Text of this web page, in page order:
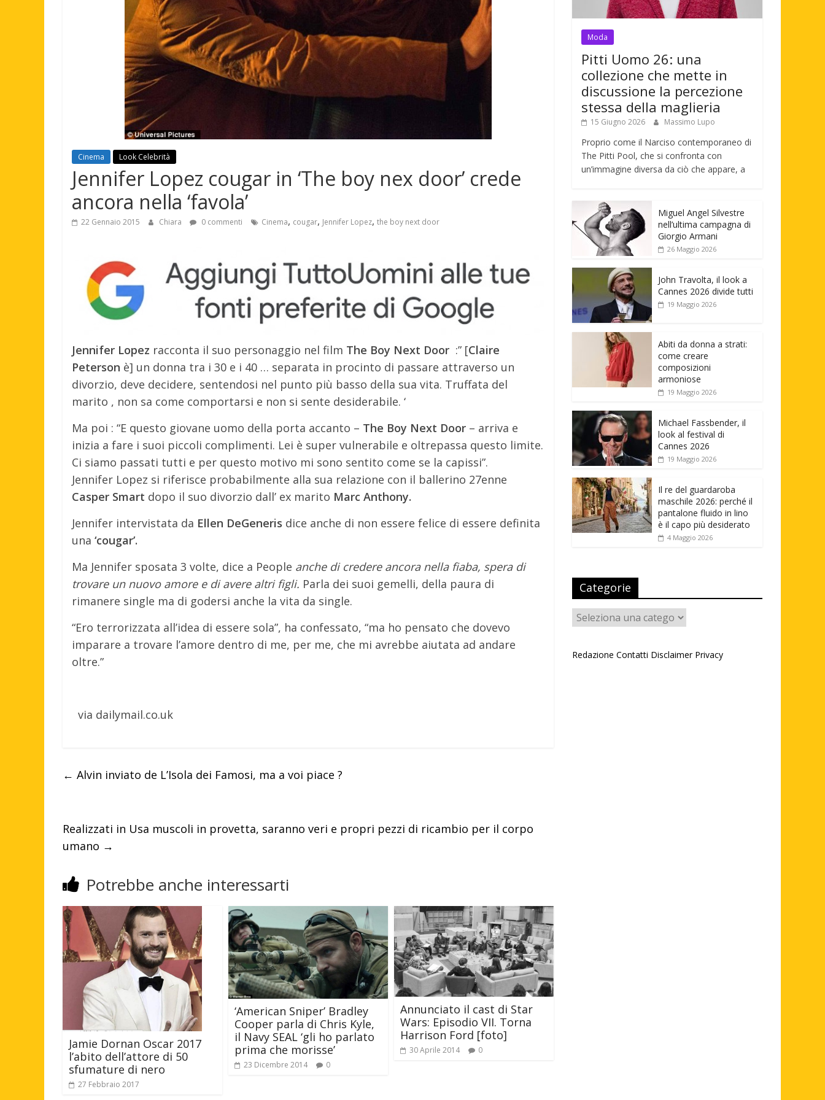
Cinema Look Celebrità
Jennifer Lopez cougar in ‘The boy nex door’ crede
ancora nella ‘favola’
22 Gennaio 2015 Chiara 0 commenti Cinema, cougar, Jennifer Lopez, the boy next door
Jennifer Lopez racconta il suo personaggio nel film The Boy Next Door :” [Claire
Peterson è] un donna tra i 30 e i 40 … separata in procinto di passare attraverso un
divorzio, deve decidere, sentendosi nel punto più basso della sua vita. Truffata del
marito , non sa come comportarsi e non si sente desiderabile. ‘
Ma poi : “E questo giovane uomo della porta accanto – The Boy Next Door – arriva e
inizia a fare i suoi piccoli complimenti. Lei è super vulnerabile e oltrepassa questo limite.
Ci siamo passati tutti e per questo motivo mi sono sentito come se la capissi”.
Jennifer Lopez si riferisce probabilmente alla sua relazione con il ballerino 27enne
Casper Smart dopo il suo divorzio dall’ ex marito Marc Anthony.
Jennifer intervistata da Ellen DeGeneris dice anche di non essere felice di essere definita
una ‘cougar’.
Ma Jennifer sposata 3 volte, dice a People anche di credere ancora nella fiaba, spera di
trovare un nuovo amore e di avere altri figli. Parla dei suoi gemelli, della paura di
rimanere single ma di godersi anche la vita da single.
“Ero terrorizzata all’idea di essere sola”, ha confessato, “ma ho pensato che dovevo
imparare a trovare l’amore dentro di me, per me, che mi avrebbe aiutata ad andare
oltre.”
via dailymail.co.uk
← Alvin inviato de L’Isola dei Famosi, ma a voi piace ?
Realizzati in Usa muscoli in provetta, saranno veri e propri pezzi di ricambio per il corpo
umano →
Potrebbe anche interessarti
Jamie Dornan Oscar 2017
l’abito dell’attore di 50
sfumature di nero
27 Febbraio 2017
‘American Sniper’ Bradley
Cooper parla di Chris Kyle,
il Navy SEAL ‘gli ho parlato
prima che morisse’
23 Dicembre 2014 0
Annunciato il cast di Star
Wars: Episodio VII. Torna
Harrison Ford [foto]
30 Aprile 2014 0
Moda
Pitti Uomo 26: una
collezione che mette in
discussione la percezione
stessa della maglieria
15 Giugno 2026 Massimo Lupo
Proprio come il Narciso contemporaneo di
The Pitti Pool, che si confronta con
un’immagine diversa da ciò che appare, a
Miguel Angel Silvestre
nell’ultima campagna di
Giorgio Armani
26 Maggio 2026
John Travolta, il look a
Cannes 2026 divide tutti
19 Maggio 2026
Abiti da donna a strati:
come creare
composizioni
armoniose
19 Maggio 2026
Michael Fassbender, il
look al festival di
Cannes 2026
19 Maggio 2026
Il re del guardaroba
maschile 2026: perché il
pantalone fluido in lino
è il capo più desiderato
4 Maggio 2026
Categorie
Categorie
Redazione Contatti Disclaimer Privacy